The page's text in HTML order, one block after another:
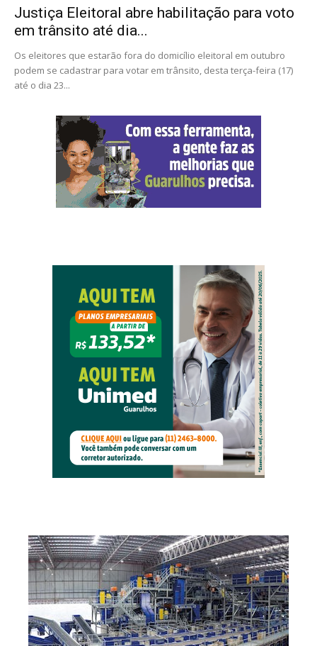
Justiça Eleitoral abre habilitação para voto
em trânsito até dia...
Os eleitores que estarão fora do domicílio eleitoral em outubro
podem se cadastrar para votar em trânsito, desta terça-feira (17)
até o dia 23...